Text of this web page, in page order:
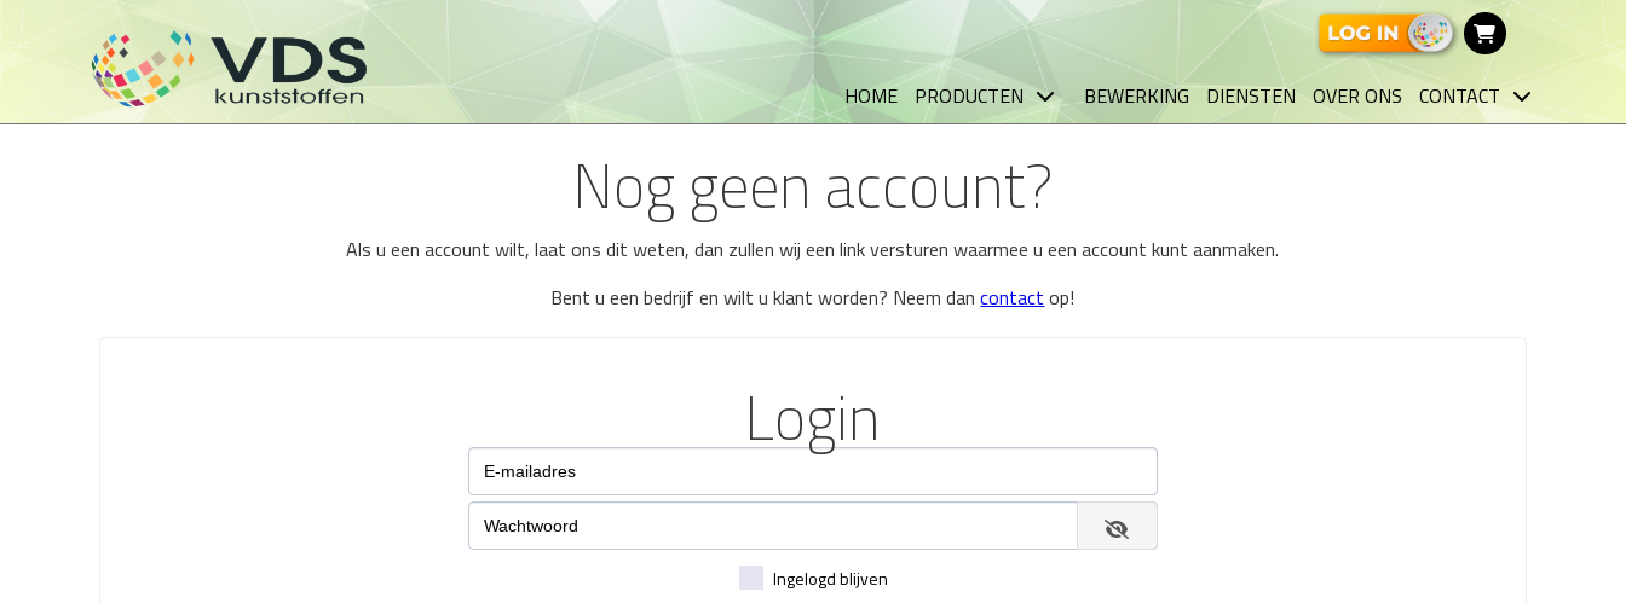
HOME PRODUCTEN BEWERKING DIENSTEN OVER ONS CONTACT
Nog geen account?
Als u een account wilt, laat ons dit weten, dan zullen wij een link versturen waarmee u een account kunt aanmaken.
Bent u een bedrijf en wilt u klant worden? Neem dancontact op!
Login
Ingelogd blijven